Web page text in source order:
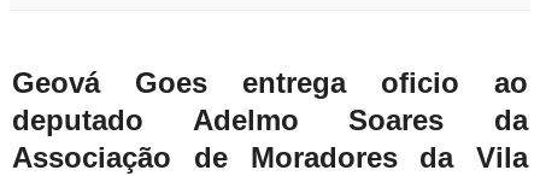
Geová Goes entrega oficio ao
deputado Adelmo Soares da
Associação de Moradores da Vila